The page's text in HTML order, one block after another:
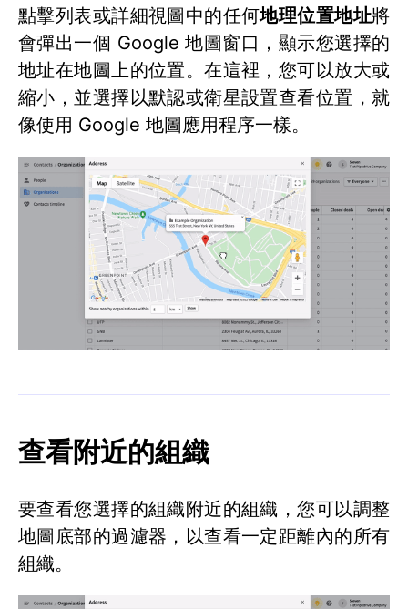
點擊列表或詳細視圖中的任何地理位置地址將
會彈出一個 Google 地圖窗口，顯示您選擇的
地址在地圖上的位置。在這裡，您可以放大或
縮小，並選擇以默認或衛星設置查看位置，就
像使用 Google 地圖應用程序一樣。
查看附近的組織
要查看您選擇的組織附近的組織，您可以調整
地圖底部的過濾器，以查看一定距離內的所有
組織。